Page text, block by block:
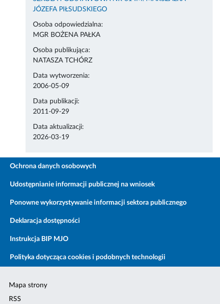
JÓZEFA PIŁSUDSKIEGO
Osoba odpowiedzialna:
MGR BOŻENA PAŁKA
Osoba publikująca:
NATASZA TCHÓRZ
Data wytworzenia:
2006-05-09
Data publikacji:
2011-09-29
Data aktualizacji:
2026-03-19
Ochrona danych osobowych
Udostępnianie informacji publicznej na wniosek
Ponowne wykorzystywanie informacji sektora publicznego
Deklaracja dostępności
Instrukcja BIP MJO
Polityka dotycząca cookies i podobnych technologii
Mapa strony
RSS